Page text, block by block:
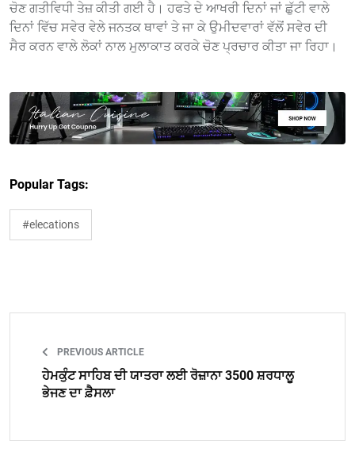
ਚੋਣ ਗਤੀਵਿਧੀ ਤੇਜ਼ ਕੀਤੀ ਗਈ ਹੈ। ਹਫਤੇ ਦੇ ਆਖਰੀ ਦਿਨਾਂ ਜਾਂ ਛੁੱਟੀ ਵਾਲੇ
ਦਿਨਾਂ ਵਿੱਚ ਸਵੇਰ ਵੇਲੇ ਜਨਤਕ ਥਾਵਾਂ ਤੇ ਜਾ ਕੇ ਉਮੀਦਵਾਰਾਂ ਵੱਲੋਂ ਸਵੇਰ ਦੀ
ਸੈਰ ਕਰਨ ਵਾਲੇ ਲੋਕਾਂ ਨਾਲ ਮੁਲਾਕਾਤ ਕਰਕੇ ਚੋਣ ਪ੍ਰਚਾਰ ਕੀਤਾ ਜਾ ਰਿਹਾ।
Popular Tags:
#elecations
PREVIOUS ARTICLE
ਹੇਮਕੁੰਟ ਸਾਹਿਬ ਦੀ ਯਾਤਰਾ ਲਈ ਰੋਜ਼ਾਨਾ 3500 ਸ਼ਰਧਾਲੂ
ਭੇਜਣ ਦਾ ਫ਼ੈਸਲਾ